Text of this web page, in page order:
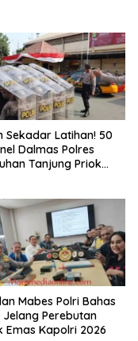
Sekadar Latihan! 50
Dalmas Polres
Tanjung Priok
Mabes Polri Bahas
Jelang Perebutan
Emas Kapolri 2026